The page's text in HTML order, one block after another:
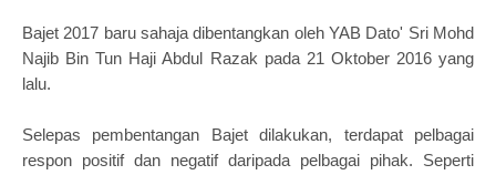
Bajet 2017 baru sahaja dibentangkan oleh YAB Dato' Sri Mohd
Najib Bin Tun Haji Abdul Razak pada 21 Oktober 2016 yang
lalu.
Selepas pembentangan Bajet dilakukan, terdapat pelbagai
respon positif dan negatif daripada pelbagai pihak. Seperti